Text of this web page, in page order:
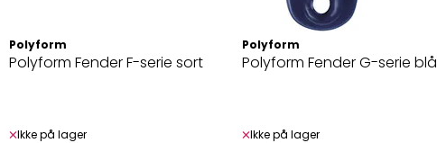
Polyform
Polyform Fender F-serie sort
Ikke på lager
Polyform
Polyform Fender G-serie blå
Ikke på lager